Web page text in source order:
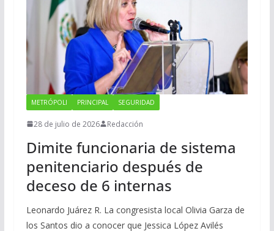
METRÓPOLI PRINCIPAL SEGURIDAD
28 de julio de 2026 Redacción
Dimite funcionaria de sistema
penitenciario después de
deceso de 6 internas
Leonardo Juárez R. La congresista local Olivia Garza de
los Santos dio a conocer que Jessica López Avilés